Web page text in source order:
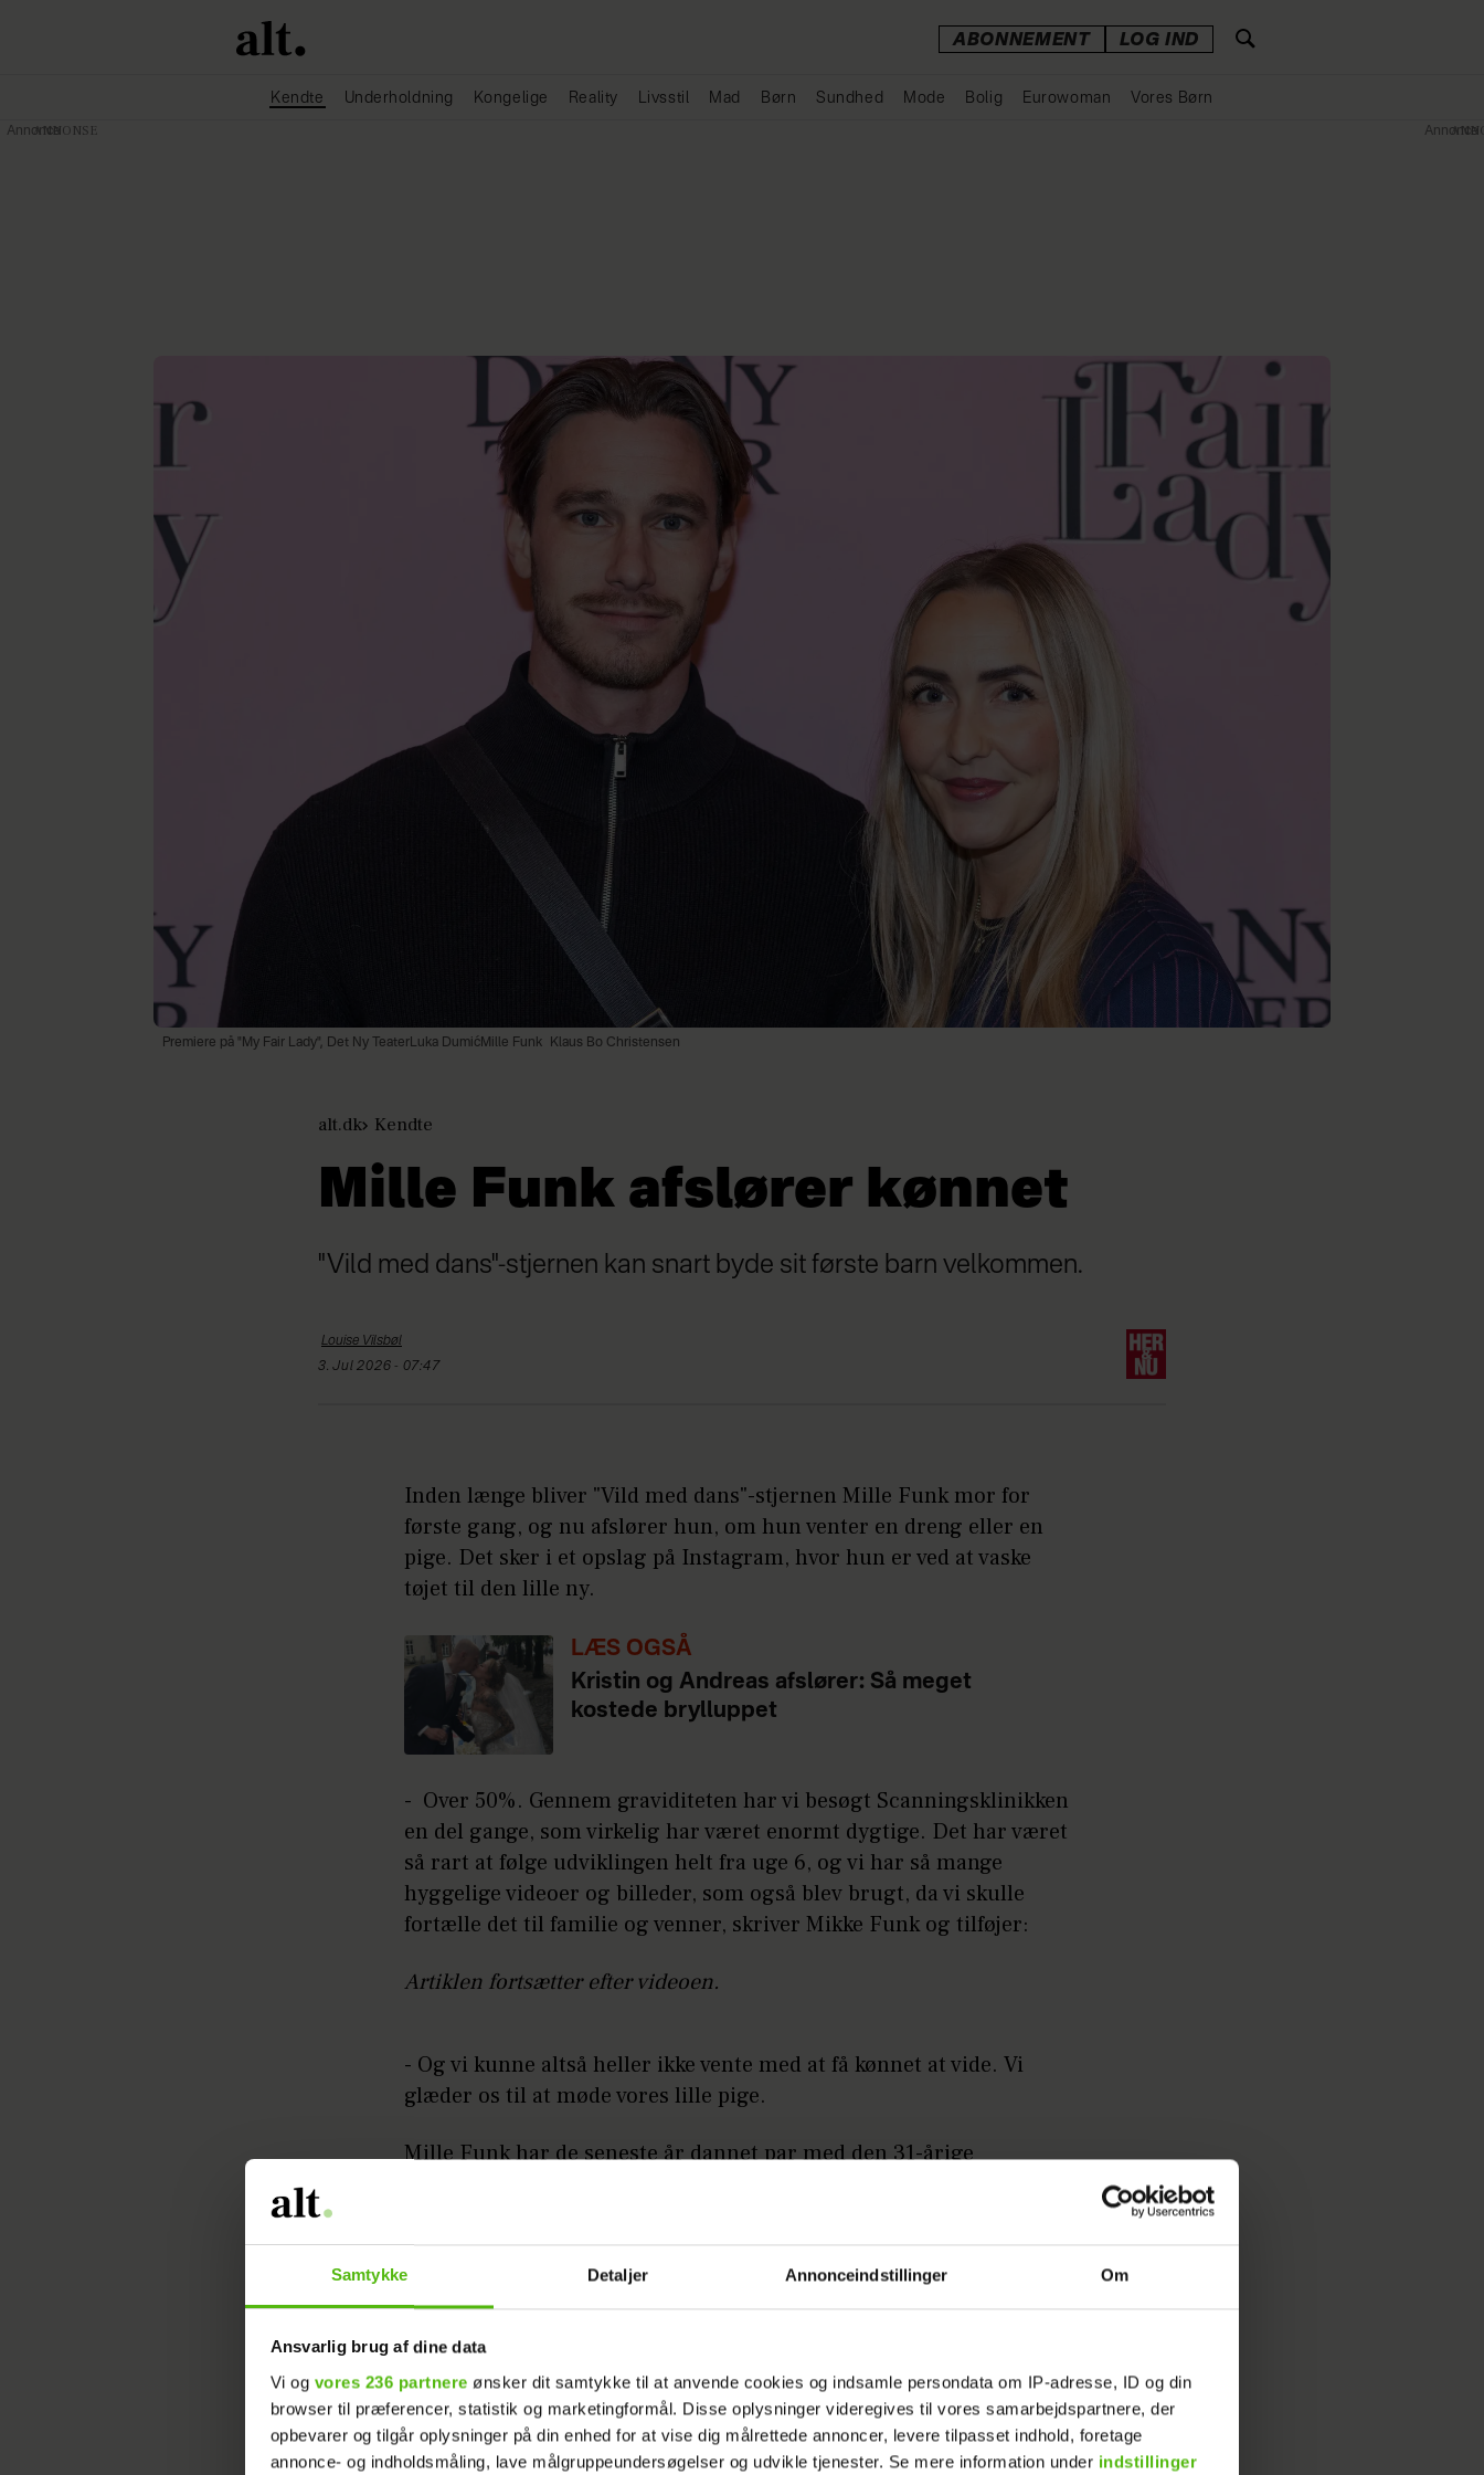
Samtykke Detaljer Annonceindstillinger Om
Ansvarlig brug af dine data
Vi og vores 236 partnere ønsker dit samtykke til at anvende cookies og indsamle persondata om IP-adresse, ID og din
browser til præferencer, statistik og marketingformål. Disse oplysninger videregives til vores samarbejdspartnere, der
opbevarer og tilgår oplysninger på din enhed for at vise dig målrettede annoncer, levere tilpasset indhold, foretage
annonce- og indholdsmåling, lave målgruppeundersøgelser og udvikle tjenester. Se mere information under indstillinger
ABONNEMENT LOG IND
Kendte Underholdning Kongelige Reality Livsstil Mad Børn Sundhed Mode Bolig Eurowoman Vores Børn
Premiere på "My Fair Lady", Det Ny TeaterLuka DumićMille Funk Klaus Bo Christensen
alt.dk Kendte
Mille Funk afslører kønnet
"Vild med dans"-stjernen kan snart byde sit første barn velkommen.
Louise Vilsbøl
3. Jul 2026 - 07:47
Inden længe bliver "Vild med dans"-stjernen Mille Funk mor for
første gang, og nu afslører hun, om hun venter en dreng eller en
pige. Det sker i et opslag på Instagram, hvor hun er ved at vaske
tøjet til den lille ny.
LÆS OGSÅ
Kristin og Andreas afslører: Så meget
kostede brylluppet
- Over 50%. Gennem graviditeten har vi besøgt Scanningsklinikken
en del gange, som virkelig har været enormt dygtige. Det har været
så rart at følge udviklingen helt fra uge 6, og vi har så mange
hyggelige videoer og billeder, som også blev brugt, da vi skulle
fortælle det til familie og venner, skriver Mikke Funk og tilføjer:
Artiklen fortsætter efter videoen.
- Og vi kunne altså heller ikke vente med at få kønnet at vide. Vi
glæder os til at møde vores lille pige.
Mille Funk har de seneste år dannet par med den 31-årige
Se det søde opslag herunder.
Annonce Annonce